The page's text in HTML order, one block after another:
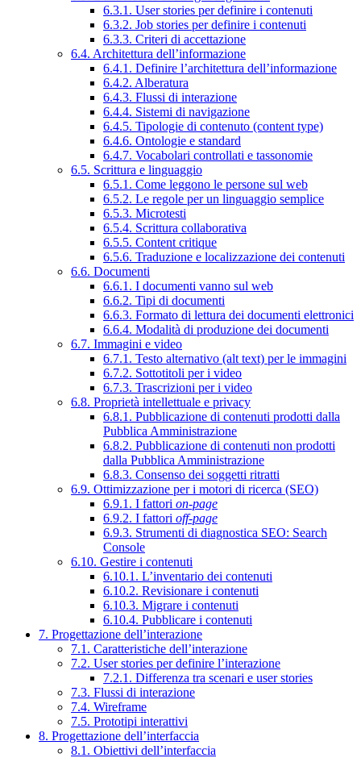
6.3.1. User stories per definire i contenuti
6.3.2. Job stories per definire i contenuti
6.3.3. Criteri di accettazione
6.4. Architettura dell’informazione
6.4.1. Definire l’architettura dell’informazione
6.4.2. Alberatura
6.4.3. Flussi di interazione
6.4.4. Sistemi di navigazione
6.4.5. Tipologie di contenuto (content type)
6.4.6. Ontologie e standard
6.4.7. Vocabolari controllati e tassonomie
6.5. Scrittura e linguaggio
6.5.1. Come leggono le persone sul web
6.5.2. Le regole per un linguaggio semplice
6.5.3. Microtesti
6.5.4. Scrittura collaborativa
6.5.5. Content critique
6.5.6. Traduzione e localizzazione dei contenuti
6.6. Documenti
6.6.1. I documenti vanno sul web
6.6.2. Tipi di documenti
6.6.3. Formato di lettura dei documenti elettronici
6.6.4. Modalità di produzione dei documenti
6.7. Immagini e video
6.7.1. Testo alternativo (alt text) per le immagini
6.7.2. Sottotitoli per i video
6.7.3. Trascrizioni per i video
6.8. Proprietà intellettuale e privacy
6.8.1. Pubblicazione di contenuti prodotti dalla
Pubblica Amministrazione
6.8.2. Pubblicazione di contenuti non prodotti
dalla Pubblica Amministrazione
6.8.3. Consenso dei soggetti ritratti
6.9. Ottimizzazione per i motori di ricerca (SEO)
6.9.1. I fattori on-page
6.9.2. I fattori off-page
6.9.3. Strumenti di diagnostica SEO: Search
Console
6.10. Gestire i contenuti
6.10.1. L’inventario dei contenuti
6.10.2. Revisionare i contenuti
6.10.3. Migrare i contenuti
6.10.4. Pubblicare i contenuti
7. Progettazione dell’interazione
7.1. Caratteristiche dell’interazione
7.2. User stories per definire l’interazione
7.2.1. Differenza tra scenari e user stories
7.3. Flussi di interazione
7.4. Wireframe
7.5. Prototipi interattivi
8. Progettazione dell’interfaccia
8.1. Obiettivi dell’interfaccia